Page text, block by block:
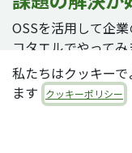
OSSを活用して企業
コタエルでやってみ
私たちはクッキー
ます
クッキーポリシー